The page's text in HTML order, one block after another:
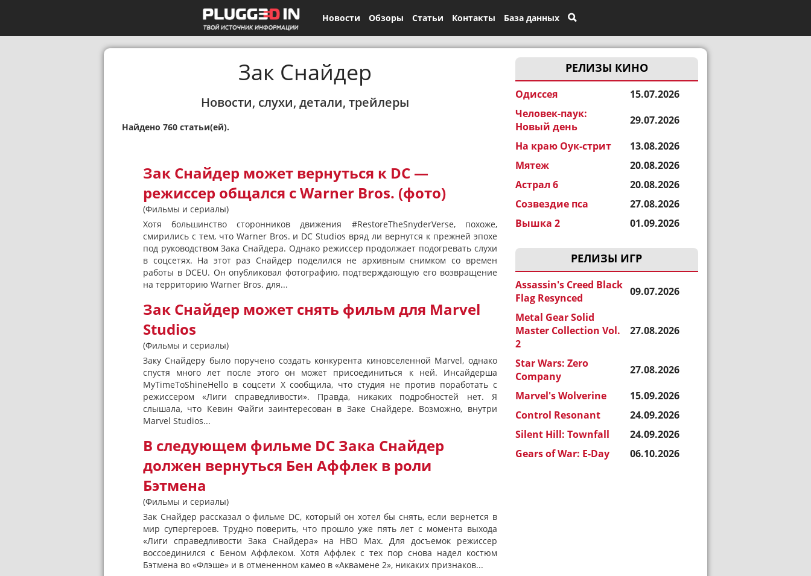
Новости Обзоры Статьи Контакты База данных
РЕЛИЗЫ КИНО
Одиссея
15.07.2026
Человек-паук:
Новый день
29.07.2026
На краю Оук-стрит
13.08.2026
Мятеж
20.08.2026
Астрал 6
20.08.2026
Созвездие пса
27.08.2026
Вышка 2
01.09.2026
РЕЛИЗЫ ИГР
Assassin's Creed Black
Flag Resynced
09.07.2026
Metal Gear Solid
Master Collection Vol.
2
27.08.2026
Star Wars: Zero
Company
27.08.2026
Marvel's Wolverine
15.09.2026
Control Resonant
24.09.2026
Silent Hill: Townfall
24.09.2026
Gears of War: E-Day
06.10.2026
Зак Снайдер
Новости, слухи, детали, трейлеры
Найдено 760 статьи(ей).
Зак Снайдер может вернуться к DC —
режиссер общался с Warner Bros. (фото)
(Фильмы и сериалы)
Хотя большинство сторонников движения #RestoreTheSnyderVerse, похоже,
смирились с тем, что Warner Bros. и DC Studios вряд ли вернутся к прежней эпохе
под руководством Зака ​​Снайдера. Однако режиссер продолжает подогревать слухи
в соцсетях. На этот раз Снайдер поделился не архивным снимком со времен
работы в DCEU. Он опубликовал фотографию, подтверждающую его возвращение
на территорию Warner Bros. для...
Зак Снайдер может снять фильм для Marvel
Studios
(Фильмы и сериалы)
Заку Снайдеру было поручено создать конкурента киновселенной Marvel, однако
спустя много лет после этого он может присоединиться к ней. Инсайдерша
MyTimeToShineHello в соцсети X сообщила, что студия не против поработать с
режиссером «Лиги справедливости». Правда, никаких подробностей нет. Я
слышала, что Кевин Файги заинтересован в Заке Снайдере. Возможно, внутри
Marvel Studios...
В следующем фильме DC Зака Снайдер
должен вернуться Бен Аффлек в роли
Бэтмена
(Фильмы и сериалы)
Зак Снайдер рассказал о фильме DC, который он хотел бы снять, если вернется в
мир супергероев. Трудно поверить, что прошло уже пять лет с момента выхода
«Лиги справедливости Зака Снайдера» на HBO Max. Для досъемок режиссер
воссоединился с Беном Аффлеком. Хотя Аффлек с тех пор снова надел костюм
Бэтмена во «Флэше» и в отмененном камео в «Аквамене 2», никаких признаков...